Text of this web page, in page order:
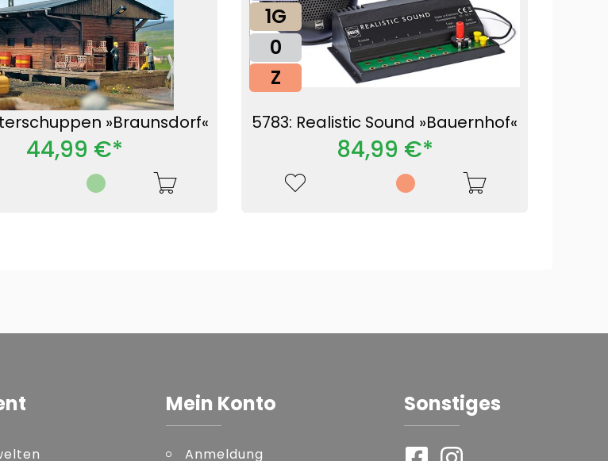
»Braunsdorf«
44,99 €*
1G
0
Z
5783: Realistic Sound »Bauernhof«
84,99 €*
Mein Konto
Anmeldung
Sonstiges